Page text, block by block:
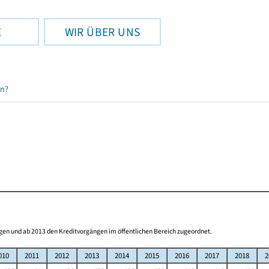
WIR ÜBER UNS
und ab 2013 den Kreditvorgängen im öffentlichen Bereich zugeordnet.
2011 2012 2013 2014 2015 2016 2017 2018